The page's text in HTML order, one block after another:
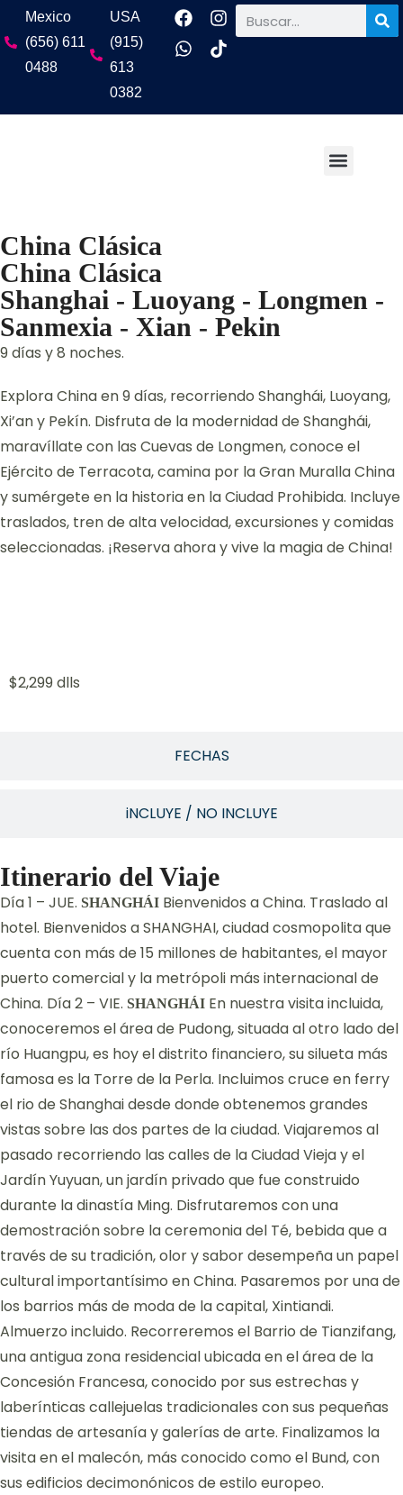
Mexico
(656) 611
0488
USA
(915)
613
0382
China Clásica
China Clásica
Shanghai - Luoyang - Longmen -
Sanmexia - Xian - Pekin
9 días y 8 noches.
Explora China en 9 días, recorriendo Shanghái, Luoyang,
Xi’an y Pekín. Disfruta de la modernidad de Shanghái,
maravíllate con las Cuevas de Longmen, conoce el
Ejército de Terracota, camina por la Gran Muralla China
y sumérgete en la historia en la Ciudad Prohibida. Incluye
traslados, tren de alta velocidad, excursiones y comidas
seleccionadas. ¡Reserva ahora y vive la magia de China!
FECHAS
iNCLUYE / NO INCLUYE
$2,299 dlls
Itinerario del Viaje
Día 1 – JUE. SHANGHÁI Bienvenidos a China. Traslado al
hotel. Bienvenidos a SHANGHAI, ciudad cosmopolita que
cuenta con más de 15 millones de habitantes, el mayor
puerto comercial y la metrópoli más internacional de
China. Día 2 – VIE. SHANGHÁI En nuestra visita incluida,
conoceremos el área de Pudong, situada al otro lado del
río Huangpu, es hoy el distrito financiero, su silueta más
famosa es la Torre de la Perla. Incluimos cruce en ferry
el rio de Shanghai desde donde obtenemos grandes
vistas sobre las dos partes de la ciudad. Viajaremos al
pasado recorriendo las calles de la Ciudad Vieja y el
Jardín Yuyuan, un jardín privado que fue construido
durante la dinastía Ming. Disfrutaremos con una
demostración sobre la ceremonia del Té, bebida que a
través de su tradición, olor y sabor desempeña un papel
cultural importantísimo en China. Pasaremos por una de
los barrios más de moda de la capital, Xintiandi.
Almuerzo incluido. Recorreremos el Barrio de Tianzifang,
una antigua zona residencial ubicada en el área de la
Concesión Francesa, conocido por sus estrechas y
laberínticas callejuelas tradicionales con sus pequeñas
tiendas de artesanía y galerías de arte. Finalizamos la
visita en el malecón, más conocido como el Bund, con
sus edificios decimonónicos de estilo europeo.